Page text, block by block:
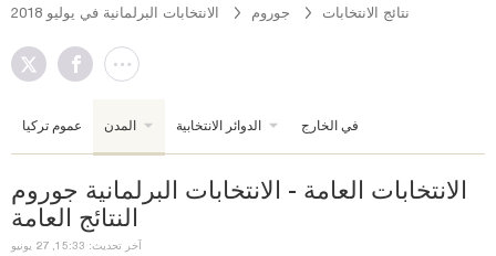
الانتخابات البرلمانية في يوليو 2018
جوروم نتائج الانتخابات
عموم تركيا المدن الدوائر الانتخابية في الخارج
الانتخابات العامة - الانتخابات البرلمانية جوروم
النتائج العامة
آخر تحديث: 15:33, 27 يونيو